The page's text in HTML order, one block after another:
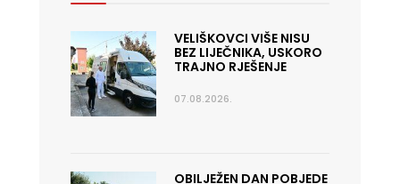
VELIŠKOVCI VIŠE NISU
BEZ LIJEČNIKA, USKORO
TRAJNO RJEŠENJE
07.08.2026.
OBILJEŽEN DAN POBJEDE